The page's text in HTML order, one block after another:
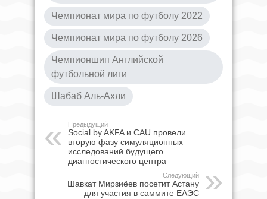
Чемпионат мира по футболу 2022
Чемпионат мира по футболу 2026
Чемпионшип Английской
футбольной лиги
Шабаб Аль-Ахли
Предыдущий
Social by AKFA и CAU провели
вторую фазу симуляционных
исследований будущего
диагностического центра
Следующий
Шавкат Мирзиёев посетит Астану
для участия в саммите ЕАЭС